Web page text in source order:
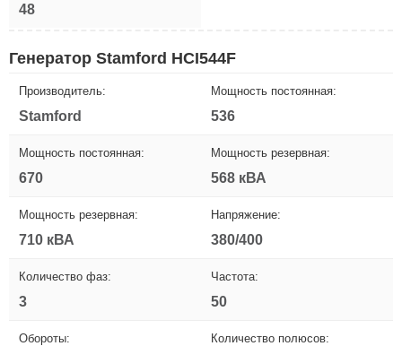
48
Генератор Stamford HCI544F
Производитель:
Stamford
Мощность постоянная:
536
Мощность постоянная:
670
Мощность резервная:
568 кВА
Мощность резервная:
710 кВА
Напряжение:
380/400
Количество фаз:
3
Частота:
50
Обороты: Количество полюсов: